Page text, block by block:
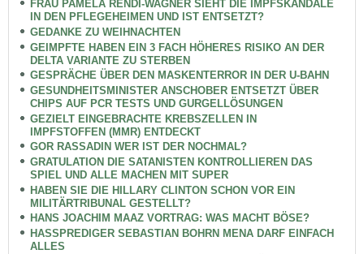
FRAU PAMELA RENDI-WAGNER SIEHT DIE IMPFSKANDALE
IN DEN PFLEGEHEIMEN UND IST ENTSETZT?
GEDANKE ZU WEIHNACHTEN
GEIMPFTE HABEN EIN 3 FACH HÖHERES RISIKO AN DER
DELTA VARIANTE ZU STERBEN
GESPRÄCHE ÜBER DEN MASKENTERROR IN DER U-BAHN
GESUNDHEITSMINISTER ANSCHOBER ENTSETZT ÜBER
CHIPS AUF PCR TESTS UND GURGELLÖSUNGEN
GEZIELT EINGEBRACHTE KREBSZELLEN IN
IMPFSTOFFEN (MMR) ENTDECKT
GOR RASSADIN WER IST DER NOCHMAL?
GRATULATION DIE SATANISTEN KONTROLLIEREN DAS
SPIEL UND ALLE MACHEN MIT SUPER
HABEN SIE DIE HILLARY CLINTON SCHON VOR EIN
MILITÄRTRIBUNAL GESTELLT?
HANS JOACHIM MAAZ VORTRAG: WAS MACHT BÖSE?
HASSPREDIGER SEBASTIAN BOHRN MENA DARF EINFACH
ALLES